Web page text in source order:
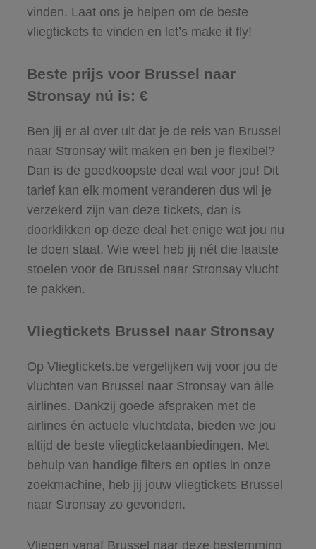
vinden. Laat ons je helpen om de beste
vliegtickets te vinden en let’s make it fly!
Beste prijs voor Brussel naar
Stronsay nú is: €
Ben jij er al over uit dat je de reis van Brussel
naar Stronsay wilt maken en ben je flexibel?
Dan is de goedkoopste deal wat voor jou! Dit
tarief kan elk moment veranderen dus wil je
verzekerd zijn van deze tickets, dan is
doorklikken op deze deal het enige wat jou nu
te doen staat. Wie weet heb jij nét die laatste
stoelen voor de Brussel naar Stronsay vlucht
te pakken.
Vliegtickets Brussel naar Stronsay
Op Vliegtickets.be vergelijken wij voor jou de
vluchten van Brussel naar Stronsay van álle
airlines. Dankzij goede afspraken met de
airlines én actuele vluchtdata, bieden we jou
altijd de beste vliegticketaanbiedingen. Met
behulp van handige filters en opties in onze
zoekmachine, heb jij jouw vliegtickets Brussel
naar Stronsay zo gevonden.
Vliegen vanaf Brussel naar deze bestemming